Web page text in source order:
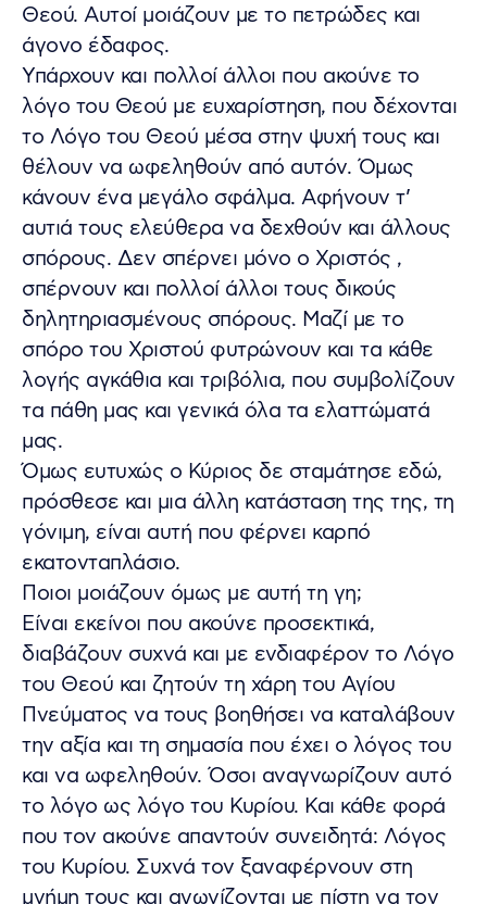
Θεού. Αυτοί μοιάζουν με το πετρώδες και
άγονο έδαφος.
Υπάρχουν και πολλοί άλλοι που ακούνε το
λόγο του Θεού με ευχαρίστηση, που δέχονται
το Λόγο του Θεού μέσα στην ψυχή τους και
θέλουν να ωφεληθούν από αυτόν. Όμως
κάνουν ένα μεγάλο σφάλμα. Αφήνουν τ’
αυτιά τους ελεύθερα να δεχθούν και άλλους
σπόρους. Δεν σπέρνει μόνο ο Χριστός ,
σπέρνουν και πολλοί άλλοι τους δικούς
δηλητηριασμένους σπόρους. Μαζί με το
σπόρο του Χριστού φυτρώνουν και τα κάθε
λογής αγκάθια και τριβόλια, που συμβολίζουν
τα πάθη μας και γενικά όλα τα ελαττώματά
μας.
Όμως ευτυχώς ο Κύριος δε σταμάτησε εδώ,
πρόσθεσε και μια άλλη κατάσταση της της, τη
γόνιμη, είναι αυτή που φέρνει καρπό
εκατονταπλάσιο.
Ποιοι μοιάζουν όμως με αυτή τη γη;
Είναι εκείνοι που ακούνε προσεκτικά,
διαβάζουν συχνά και με ενδιαφέρον το Λόγο
του Θεού και ζητούν τη χάρη του Αγίου
Πνεύματος να τους βοηθήσει να καταλάβουν
την αξία και τη σημασία που έχει ο λόγος του
και να ωφεληθούν. Όσοι αναγνωρίζουν αυτό
το λόγο ως λόγο του Κυρίου. Και κάθε φορά
που τον ακούνε απαντούν συνειδητά: Λόγος
του Κυρίου. Συχνά τον ξαναφέρνουν στη
μνήμη τους και αγωνίζονται με πίστη να τον